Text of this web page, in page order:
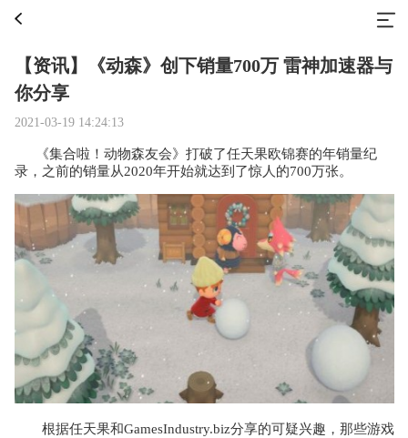
【资讯】《动森》创下销量700万 雷神加速器与
你分享
2021-03-19 14:24:13
《集合啦！动物森友会》打破了任天果欧锦赛的年销量纪
录，之前的销量从2020年开始就达到了惊人的700万张。
根据任天果和GamesIndustry.biz分享的可疑兴趣，那些游戏